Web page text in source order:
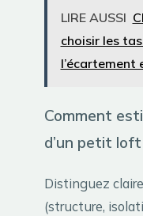
LIRE AUSSI
choisir les
Comment
d’un petit
Distinguez
(structure,